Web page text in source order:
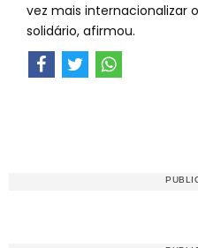
vez mais internacionalizar
solidário, afirmou.